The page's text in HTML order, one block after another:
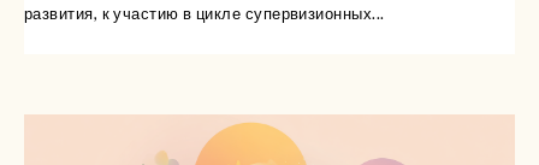
развития, к участию в цикле супервизионных...